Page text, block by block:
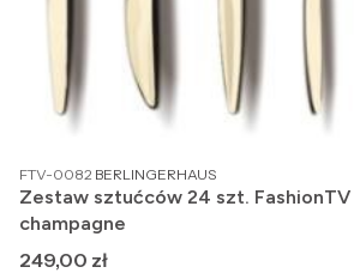
FTV-0082 PRODUCENT
BERLINGERHAUS
Zestaw sztućców 24 szt.
champagne
Cena
249,00 zł